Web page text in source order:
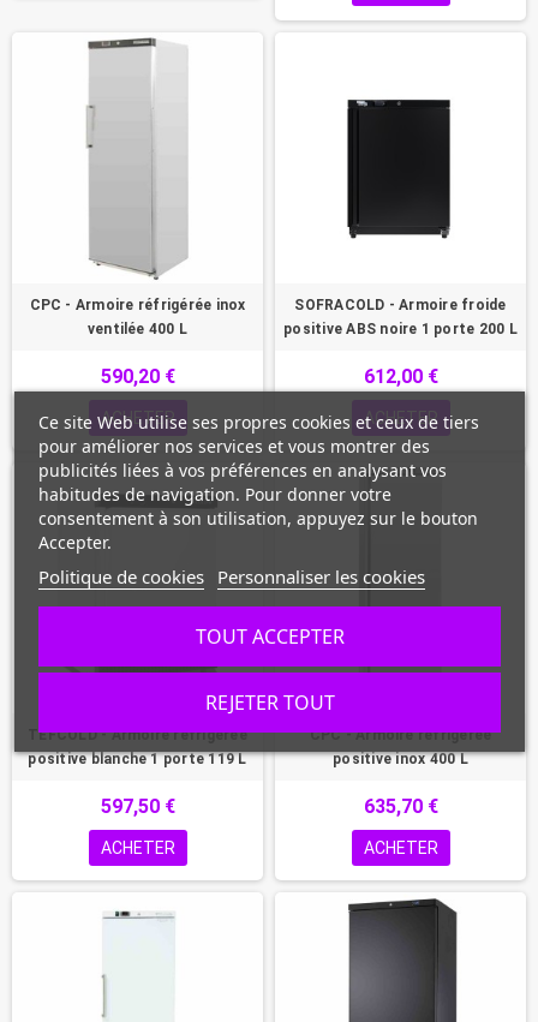
CPC - Armoire réfrigérée inox
ventilée 400 L
590,20 €
ACHETER
SOFRACOLD - Armoire froide
positive ABS noire 1 porte 200 L
612,00 €
ACHETER
TEFCOLD - Armoire réfrigérée
positive blanche 1 porte 119 L
597,50 €
ACHETER
CPC - Armoire réfrigérée
positive inox 400 L
635,70 €
ACHETER
Ce site Web utilise ses propres cookies et ceux de tiers
pour améliorer nos services et vous montrer des
publicités liées à vos préférences en analysant vos
habitudes de navigation. Pour donner votre
consentement à son utilisation, appuyez sur le bouton
Accepter.
Politique de cookies Personnaliser les cookies
REJETER TOUT
TOUT ACCEPTER